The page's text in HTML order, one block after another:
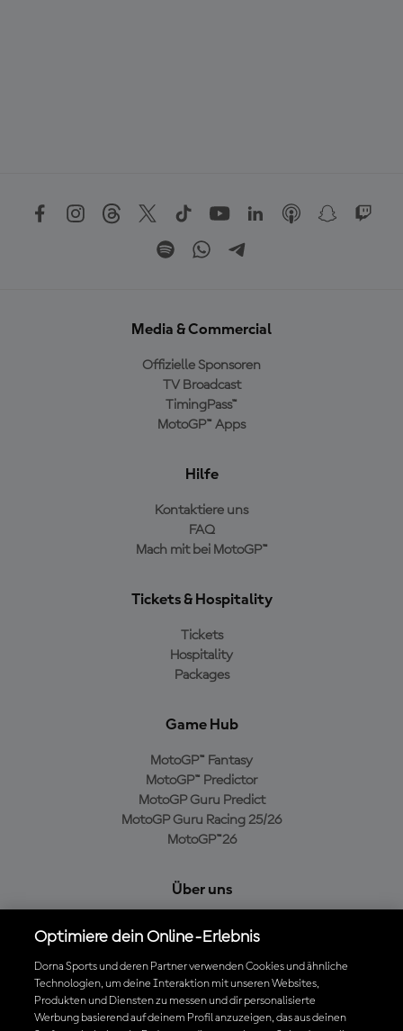
Media & Commercial
Offizielle Sponsoren
TV Broadcast
TimingPass™
MotoGP™ Apps
Hilfe
Kontaktiere uns
FAQ
Mach mit bei MotoGP™
Tickets & Hospitality
Tickets
Hospitality
Packages
Game Hub
MotoGP™ Fantasy
MotoGP™ Predictor
MotoGP Guru Predict
MotoGP Guru Racing 25/26
MotoGP™26
Über uns
Cookie-Richtlinien
Geschäftsbedingungen
Datenschutzrichtlinien
Kaufrichtlinie
Optimiere dein Online-Erlebnis
Dorna Sports und deren Partner verwenden Cookies und ähnliche
Technologien, um deine Interaktion mit unseren Websites,
Produkten und Diensten zu messen und dir personalisierte
Werbung basierend auf deinem Profil anzuzeigen, das aus deinen